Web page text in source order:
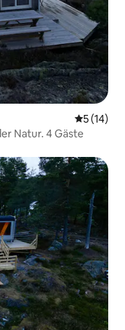
5 (14)
Natur. 4 Gäste